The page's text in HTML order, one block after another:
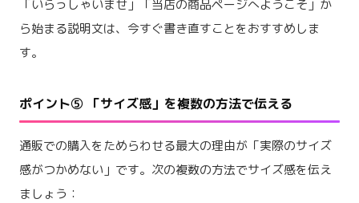
「いらっしゃいませ」「当店の商品ページへようこそ」か
ら始まる説明文は、今すぐ書き直すことをおすすめしま
す。
ポイント⑤ 「サイズ感」を複数の方法で伝える
通販での購入をためらわせる最大の理由が「実際のサイズ
感がつかめない」です。次の複数の方法でサイズ感を伝え
ましょう：